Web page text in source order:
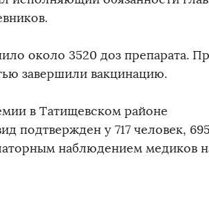
около 3520 доз препарата.
завершили вакцинацию.
в Татищевском районе
подтвержден у 717 человек, 695
наблюдением медиков